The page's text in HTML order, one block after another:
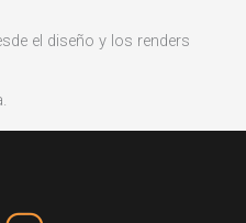
el diseño y los renders